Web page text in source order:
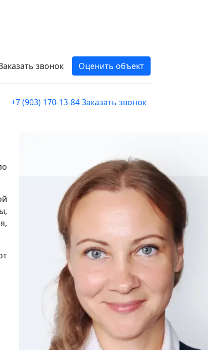
звонок
Оценить объект
+7 (903) 170-13-84Заказать звонок